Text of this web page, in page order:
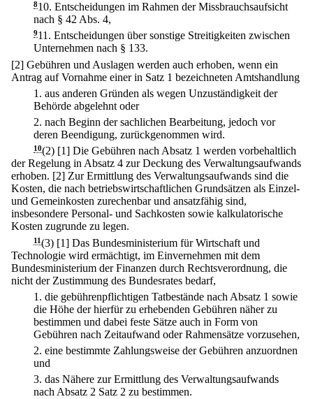
810. Entscheidungen im Rahmen der Missbrauchsaufsicht
nach § 42 Abs. 4,
911. Entscheidungen über sonstige Streitigkeiten zwischen
Unternehmen nach § 133.
[2] Gebühren und Auslagen werden auch erhoben, wenn ein
Antrag auf Vornahme einer in Satz 1 bezeichneten Amtshandlung
1. aus anderen Gründen als wegen Unzuständigkeit der
Behörde abgelehnt oder
2. nach Beginn der sachlichen Bearbeitung, jedoch vor
deren Beendigung, zurückgenommen wird.
10(2) [1] Die Gebühren nach Absatz 1 werden vorbehaltlich
der Regelung in Absatz 4 zur Deckung des Verwaltungsaufwands
erhoben. [2] Zur Ermittlung des Verwaltungsaufwands sind die
Kosten, die nach betriebswirtschaftlichen Grundsätzen als Einzel-
und Gemeinkosten zurechenbar und ansatzfähig sind,
insbesondere Personal- und Sachkosten sowie kalkulatorische
Kosten zugrunde zu legen.
11 (3) [1] Das Bundesministerium für Wirtschaft und
Technologie wird ermächtigt, im Einvernehmen mit dem
Bundesministerium der Finanzen durch Rechtsverordnung, die
nicht der Zustimmung des Bundesrates bedarf,
1. die gebührenpflichtigen Tatbestände nach Absatz 1 sowie
die Höhe der hierfür zu erhebenden Gebühren näher zu
bestimmen und dabei feste Sätze auch in Form von
Gebühren nach Zeitaufwand oder Rahmensätze vorzusehen,
2. eine bestimmte Zahlungsweise der Gebühren anzuordnen
und
3. das Nähere zur Ermittlung des Verwaltungsaufwands
nach Absatz 2 Satz 2 zu bestimmen.